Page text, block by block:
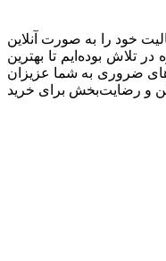
از سال 1398 (2017) فعالیت خود را به صورت آنلاین
8 سال، همواره در تلاش بوده‌ایم تا بهترین
ضروری به شما عزیزان
و رضایت‌بخش برای خرید